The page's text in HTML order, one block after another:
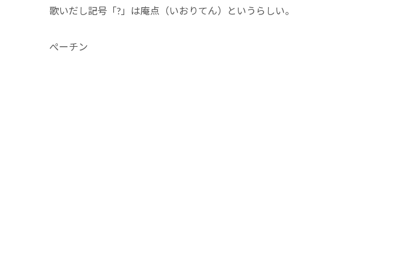
歌いだし記号「?」は庵点（いおりてん）というらしい。
ぺーチン